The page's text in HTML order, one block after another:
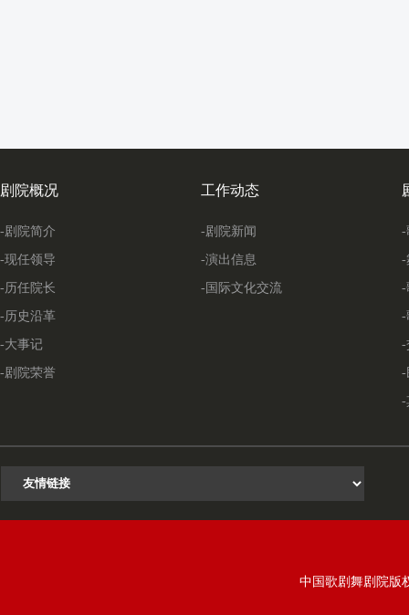
剧院概况
-剧院简介
-现任领导
-历任院长
-历史沿革
-大事记
-剧院荣誉
工作动态
-剧院新闻
-演出信息
-国际文化交流
-
-
-
-
-
-
-
中国歌剧舞剧院版